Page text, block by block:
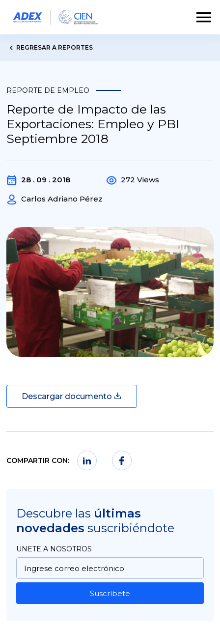
REGRESAR A REPORTES
REPORTE DE EMPLEO
Reporte de Impacto de las
Exportaciones: Empleo y PBI
Septiembre 2018
28 . 09 . 2018
Carlos Adriano Pérez
272 Views
Descargar documento
COMPARTIR CON:
Descubre las últimas
novedades suscribiéndote
UNETE A NOSOTROS
Suscríbete